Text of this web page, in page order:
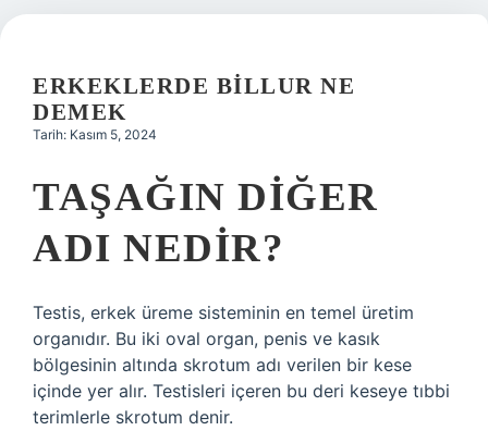
Hakkımızda
ERKEKLERDE BILLUR NE
DEMEK
Tarih: Kasım 5, 2024
TAŞAĞIN DIĞER
ADI NEDIR?
Testis, erkek üreme sisteminin en temel üretim
organıdır. Bu iki oval organ, penis ve kasık
bölgesinin altında skrotum adı verilen bir kese
içinde yer alır. Testisleri içeren bu deri keseye tıbbi
terimlerle skrotum denir.